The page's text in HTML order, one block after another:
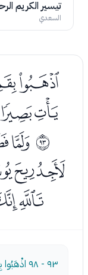
تيسير الكريم
السعدي
ﱜ
٩٣ - ٩٨